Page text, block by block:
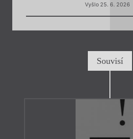
Vyšlo 25. 6. 2026
Souvisí